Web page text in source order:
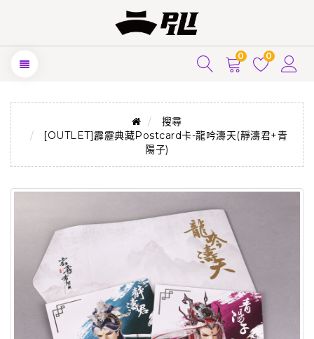
0 0
搜尋
[OUTLET]霹靂典藏Postcard卡-龍吟濤天(靜濤君+青
陽子)